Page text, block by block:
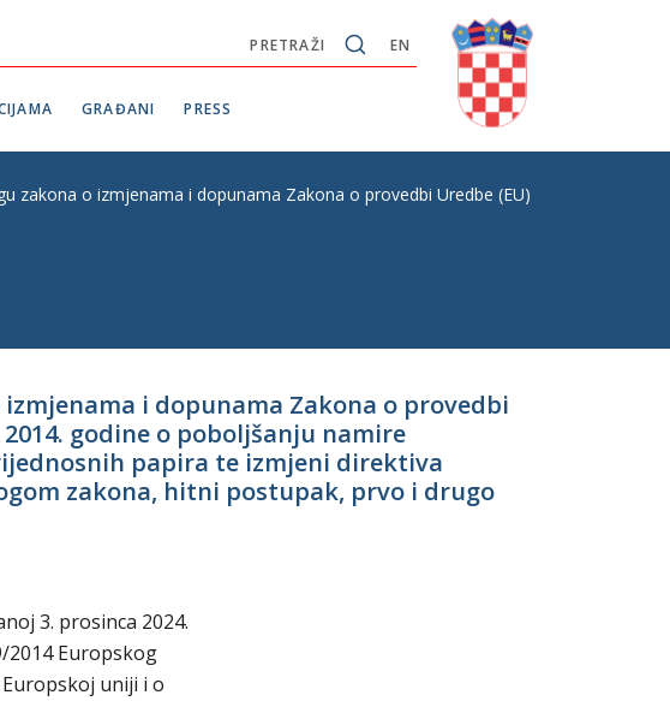
EN
PRETRAŽI
GRAĐANI PRESS
zakona o izmjenama i dopunama Zakona o provedbi Uredbe (EU) br. 909/2014
i dopunama Zakona o provedbi
godine o poboljšanju namire
papira te izmjeni direktiva
zakona, hitni postupak, prvo i drugo
3. prosinca 2024.
2014 Europskog
uniji i o